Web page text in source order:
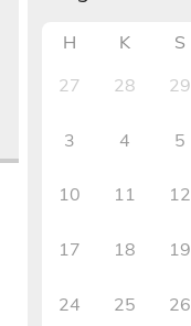
H K S
27
28 29
3 4 5
10 11 12
17 18 19
24 25 26